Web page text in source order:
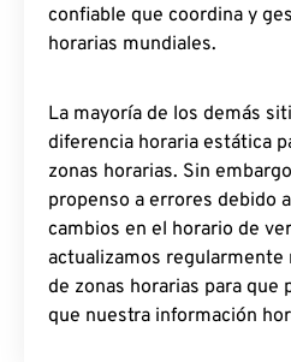
confiable que coordina y
horarias mundiales.
La mayoría de los demás
diferencia horaria estática
zonas horarias. Sin
propenso a errores debido
cambios en el horario de
actualizamos regularmente
de zonas horarias para que
que nuestra información